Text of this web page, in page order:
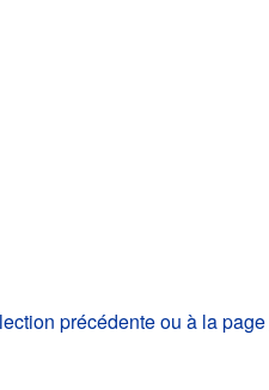
précédente ou à la page